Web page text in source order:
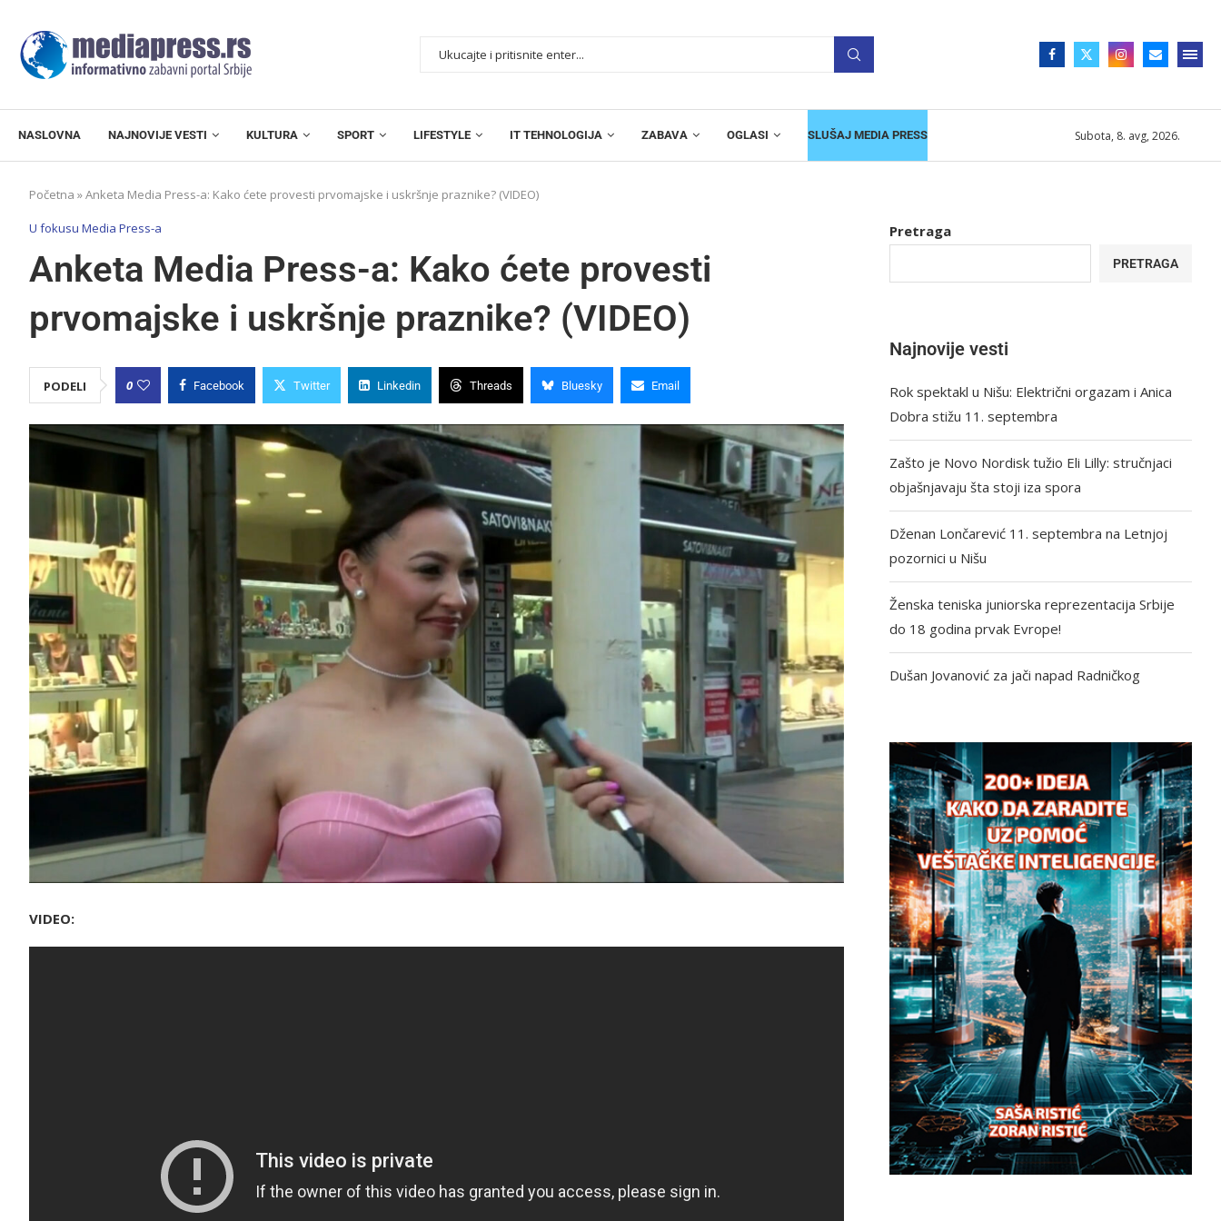
NASLOVNA NAJNOVIJE VESTI KULTURA SPORT LIFESTYLE IT TEHNOLOGIJA ZABAVA OGLASI SLUŠAJ MEDIA PRESS Subota, 8. avg, 2026.
Početna »Anketa Media Press-a: Kako ćete provesti prvomajske i uskršnje praznike? (VIDEO)
U fokusu Media Press-a
Anketa Media Press-a: Kako ćete provesti
prvomajske i uskršnje praznike? (VIDEO)
PODELI 0 Facebook Twitter Linkedin Threads Bluesky Email
VIDEO:
Pretraga
PRETRAGA
Najnovije vesti
Rok spektakl u Nišu: Električni orgazam i Anica
Dobra stižu 11. septembra
Zašto je Novo Nordisk tužio Eli Lilly: stručnjaci
objašnjavaju šta stoji iza spora
Dženan Lončarević 11. septembra na Letnjoj
pozornici u Nišu
Ženska teniska juniorska reprezentacija Srbije
do 18 godina prvak Evrope!
Dušan Jovanović za jači napad Radničkog